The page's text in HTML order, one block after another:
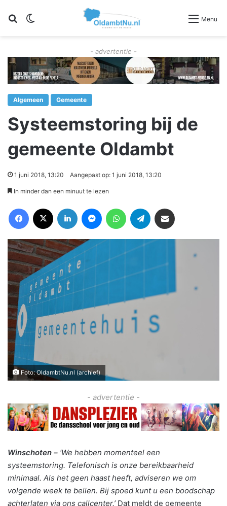
Zoeken Menu
- advertentie -
Algemeen Gemeente
Systeemstoring bij de
gemeente Oldambt
1 juni 2018, 13:20 Aangepast op: 1 juni 2018, 13:20
In minder dan een minuut te lezen
Foto: OldambtNu.nl (archief)
- advertentie -
Winschoten – ‘We hebben momenteel een
systeemstoring. Telefonisch is onze bereikbaarheid
minimaal. Als het geen haast heeft, adviseren we om
volgende week te bellen. Bij spoed kunt u een boodschap
achterlaten via ons callcenter.’Dat meldt de gemeente